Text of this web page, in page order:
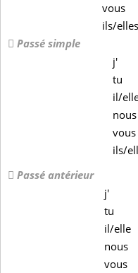
vous
ils/elles
Passé simple
j'
tu
il/
nous
vous
ils/
Passé antérieur
j'
tu
il/elle
nous
vous